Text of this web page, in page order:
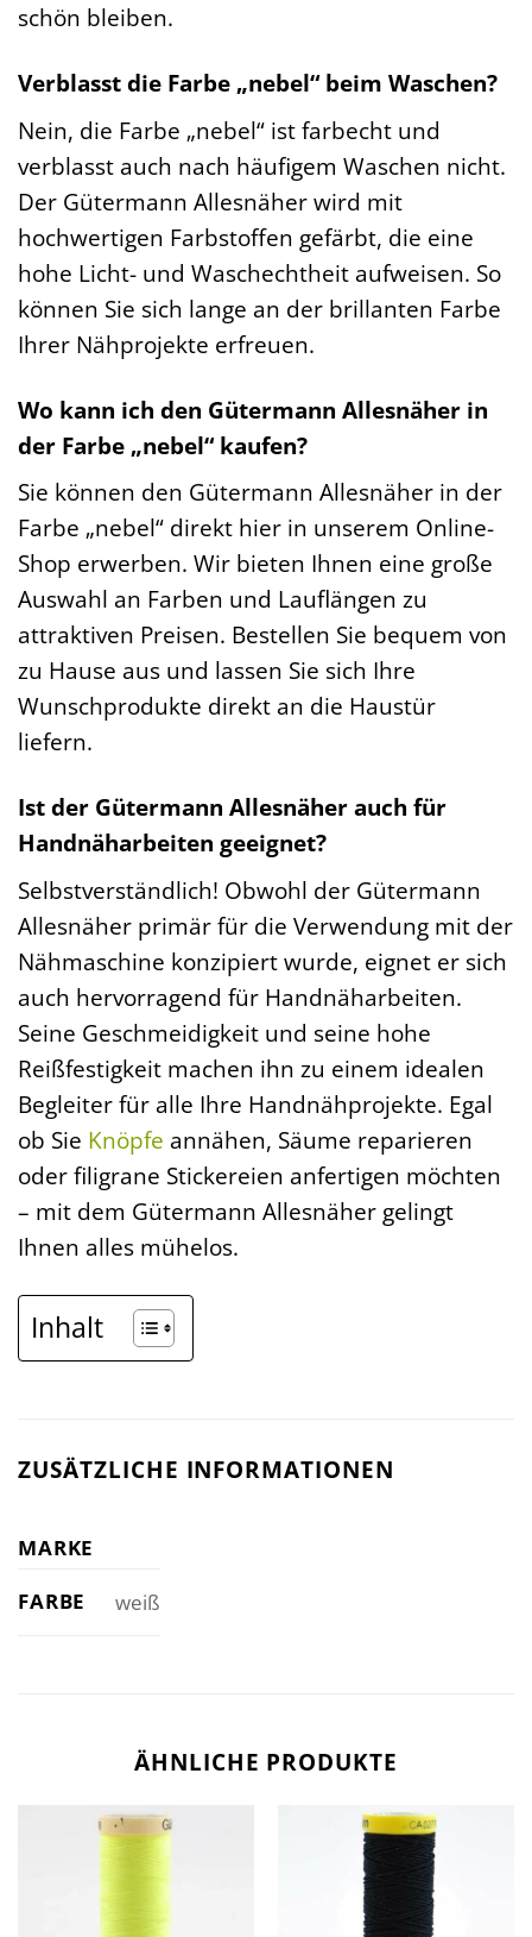
schön bleiben.
Verblasst die Farbe „nebel“ beim Waschen?
Nein, die Farbe „nebel“ ist farbecht und
verblasst auch nach häufigem Waschen nicht.
Der Gütermann Allesnäher wird mit
hochwertigen Farbstoffen gefärbt, die eine
hohe Licht- und Waschechtheit aufweisen. So
können Sie sich lange an der brillanten Farbe
Ihrer Nähprojekte erfreuen.
Wo kann ich den Gütermann Allesnäher in
der Farbe „nebel“ kaufen?
Sie können den Gütermann Allesnäher in der
Farbe „nebel“ direkt hier in unserem Online-
Shop erwerben. Wir bieten Ihnen eine große
Auswahl an Farben und Lauflängen zu
attraktiven Preisen. Bestellen Sie bequem von
zu Hause aus und lassen Sie sich Ihre
Wunschprodukte direkt an die Haustür
liefern.
Ist der Gütermann Allesnäher auch für
Handnäharbeiten geeignet?
Selbstverständlich! Obwohl der Gütermann
Allesnäher primär für die Verwendung mit der
Nähmaschine konzipiert wurde, eignet er sich
auch hervorragend für Handnäharbeiten.
Seine Geschmeidigkeit und seine hohe
Reißfestigkeit machen ihn zu einem idealen
Begleiter für alle Ihre Handnähprojekte. Egal
ob Sie Knöpfe annähen, Säume reparieren
oder filigrane Stickereien anfertigen möchten
– mit dem Gütermann Allesnäher gelingt
Ihnen alles mühelos.
Inhalt
ZUSÄTZLICHE INFORMATIONEN
MARKE
FARBE
weiß
ÄHNLICHE PRODUKTE